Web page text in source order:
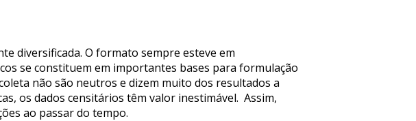
diversificada. O formato sempre esteve em
se constituem em importantes bases para formulação
não são neutros e dizem muito dos resultados a
os dados censitários têm valor inestimável. Assim,
ao passar do tempo.